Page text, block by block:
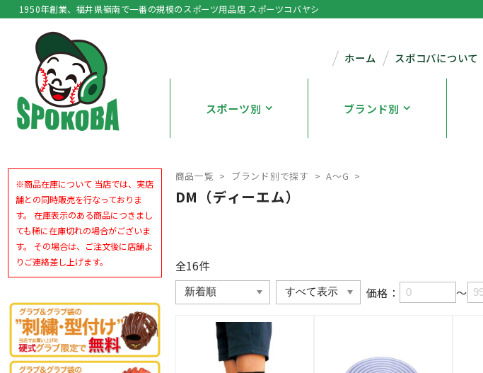
1950年創業、福井県嶺南で一番の規模のスポーツ用品店 スポーツコバヤシ
ホーム スポコバについて
スポーツ別 ブランド別
商品一覧 ブランド別で探す A～G
DM（ディーエム）
全16件
価格：
～
※商品在庫について 当店では、実店
舗との同時販売を行なっておりま
す。 在庫表示のある商品につきまし
ても稀に在庫切れの場合がございま
す。 その場合は、ご注文後に店舗よ
りご連絡差し上げます。